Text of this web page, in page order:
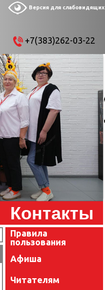
Версия для слабовидящих
+7(383)262-03-22
Контакты
Правила
пользования
Афиша
Читателям